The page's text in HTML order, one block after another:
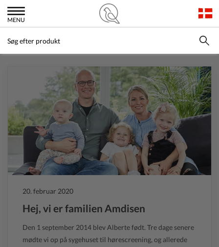
MENU
20. februar 2020
Hej, vi er familien Amdisen
Den 1 september 2014 blev Alberte født. Tre dage senere
mødte vi op på sygehuset til hørescreening, og allerede